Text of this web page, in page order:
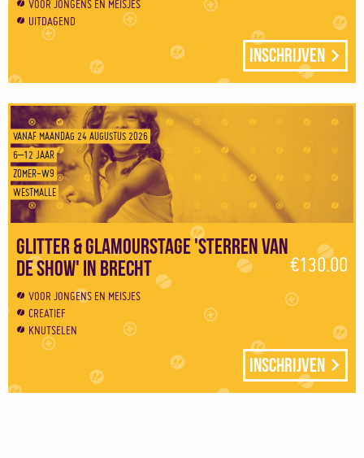
VOOR JONGENS EN MEISJES
UITDAGEND
Inschrijven
VANAF MAANDAG 24 AUGUSTUS 2026
6–12 JAAR
ZOMER-W9
WESTMALLE
Glitter & Glamourstage 'Sterren van
de show' in Brecht
€130.00
VOOR JONGENS EN MEISJES
CREATIEF
KNUTSELEN
Inschrijven